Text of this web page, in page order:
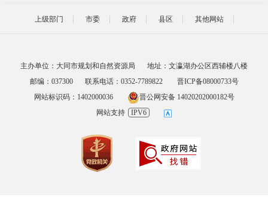
上级部门 市委 政府 县区 其他网站
主办单位：大同市规划和自然资源局
地址：文瀛湖办公区西辅楼八楼
邮编：037300
联系电话：0352-7789822
晋ICP备08000733号
网站标识码：1402000036
晋公网安备 14020202000182号
网站支持
IPV6